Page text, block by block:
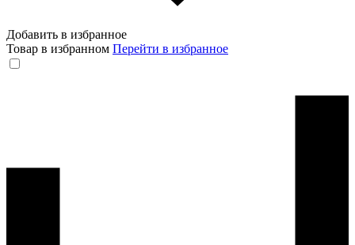
Добавить в избранное
Товар в избранном Перейти в избранное